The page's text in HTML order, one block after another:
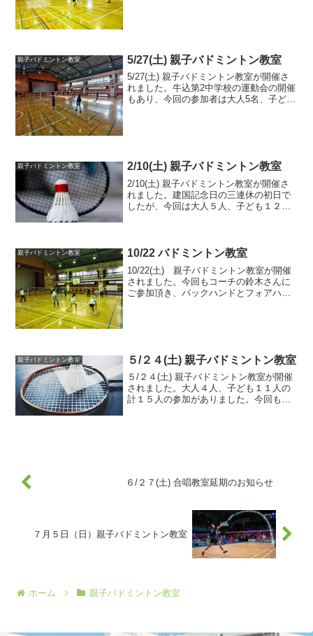
親子バドミントン教室 5/27(土) 親子バドミントン教室
5/27(土) 親子バドミントン教室が開催さ
れました。牛込第2中学校の運動会の開催
もあり、今回の参加者は大人5名、子ども
親子バドミントン教室 2/10(土) 親子バドミントン教室
2/10(土) 親子バドミントン教室が開催さ
れました。建国記念日の三連休の初日で
したが、今回は大人５人、子ども１２人
起きてしまいま...
親子バドミントン教室 10/22 バドミントン教室
10/22(土) 親子バドミントン教室が開催
されました。今回もコーチの鈴木さんに
ご参加頂き、バックハンドとフォアハン
親子バドミントン教室 ５/２４(土) 親子バドミントン教室
５/２４(土) 親子バドミントン教室が開催
されました。大人４人、子ども１１人の
計１５人の参加がありました。今回も中
６/２７(土) 合唱教室延期のお知らせ
７月５日（日）親子バドミントン教室
ホーム 親子バドミントン教室